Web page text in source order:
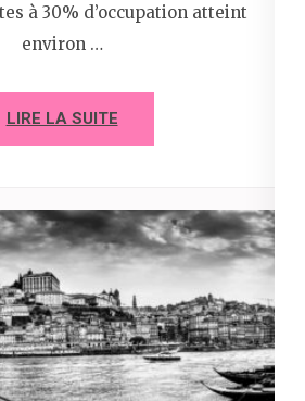
à 30% d’occupation atteint
environ …
LIRE LA SUITE